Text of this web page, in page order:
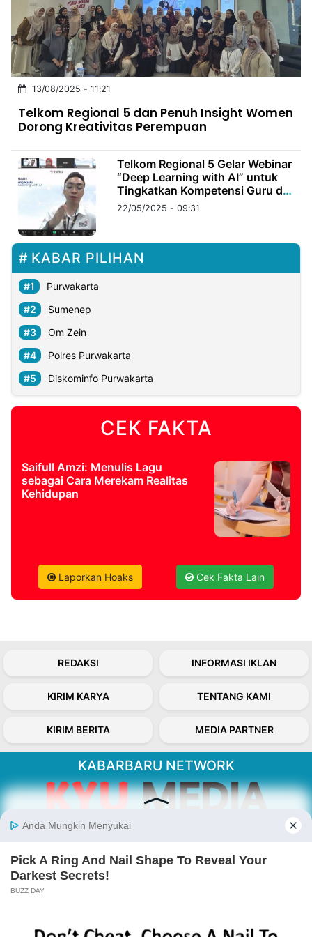
INDONESIA
Partner
NTB
Time
IDN
Jogja
Rakyat
News
Notice
Baru
Follow
Kabarbaru
Kabarbaru.co
2026
PT.
13/08/2025 - 11:21
Telkom Regional 5 dan Penuh Insight Women
Dorong Kreativitas Perempuan
Telkom Regional 5 Gelar Webinar
“Deep Learning with AI” untuk
Tingkatkan Kompetensi Guru di
Era Digital
22/05/2025 - 09:31
KABAR PILIHAN
Purwakarta
Sumenep
Om Zein
Polres Purwakarta
Diskominfo Purwakarta
CEK FAKTA
Saifull Amzi: Menulis Lagu
sebagai Cara Merekam Realitas
Kehidupan
Laporkan Hoaks Cek Fakta Lain
REDAKSI INFORMASI IKLAN
KIRIM KARYA TENTANG KAMI
KIRIM BERITA MEDIA PARTNER
KABARBARU NETWORK
Kabarbaru.co menyajikan berita aktual dan
Follow Kabarbaru